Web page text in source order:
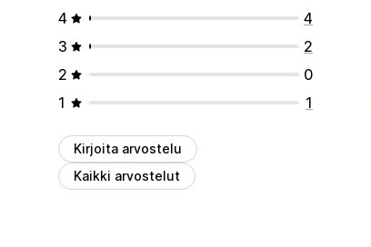
4
4
3
2
2
0
1
1
Kirjoita arvostelu
Kaikki arvostelut